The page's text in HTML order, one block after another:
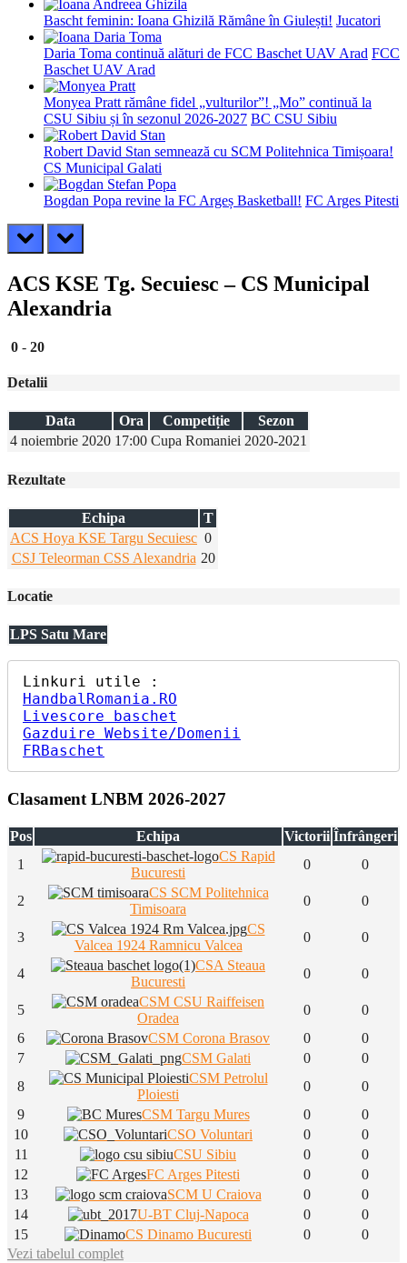
Bascht feminin: Ioana Ghizilă Rămâne în Giulești! Jucatori
Daria Toma continuă alături de FCC Baschet UAV Arad FCC
Baschet UAV Arad
Monyea Pratt rămâne fidel „vulturilor”! „Mo” continuă la
CSU Sibiu și în sezonul 2026-2027 BC CSU Sibiu
Robert David Stan semnează cu SCM Politehnica Timișoara!
CS Municipal Galati
Bogdan Popa revine la FC Argeș Basketball! FC Arges Pitesti
prev next
ACS KSE Tg. Secuiesc – CS Municipal
Alexandria
0 - 20
Detalii
Data Ora Competiție
Sezon
4 noiembrie 2020 17:00 Cupa Romaniei 2020-2021
Rezultate
Echipa
T
ACS Hoya KSE Targu Secuiesc 0
CSJ Teleorman CSS Alexandria 20
Locatie
LPS Satu Mare
HandbalRomania.RO
Livescore baschet
Gazduire Website/Domenii
FRBaschet
Clasament LNBM 2026-2027
Pos Echipa Victorii Înfrângeri
1
CS Rapid
Bucuresti
0 0
2
CS SCM Politehnica
Timisoara
0 0
3
CS
Valcea 1924 Ramnicu Valcea
0 0
4
CSA Steaua
Bucuresti
0 0
5
CSM CSU Raiffeisen
Oradea
0
0
6
CSM Corona Brasov 0
0
7
CSM Galati 0
0
8
CSM Petrolul
Ploiesti
0
0
9
CSM Targu Mures 0
0
10
CSO Voluntari 0
0
11
CSU Sibiu 0
0
12
FC Arges Pitesti 0
0
13
SCM U Craiova 0
0
14
U-BT Cluj-Napoca 0
0
15
CS Dinamo Bucuresti 0
0
Vezi tabelul complet